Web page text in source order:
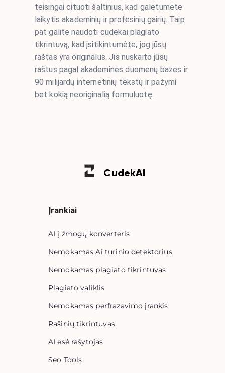
teisingai cituoti šaltinius, kad galėtumėte
laikytis akademinių ir profesinių gairių. Taip
pat galite naudoti cudekai plagiato
tikrintuvą, kad įsitikintumėte, jog jūsų
raštas yra originalus. Jis nuskaito jūsų
raštus pagal akademines duomenų bazes ir
90 milijardų internetinių tekstų ir pažymi
bet kokią neoriginalią formuluotę.
CudekAI
Įrankiai
AI į žmogų konverteris
Nemokamas Ai turinio detektorius
Nemokamas plagiato tikrintuvas
Plagiato valiklis
Nemokamas perfrazavimo įrankis
Rašinių tikrintuvas
AI esė rašytojas
Seo Tools